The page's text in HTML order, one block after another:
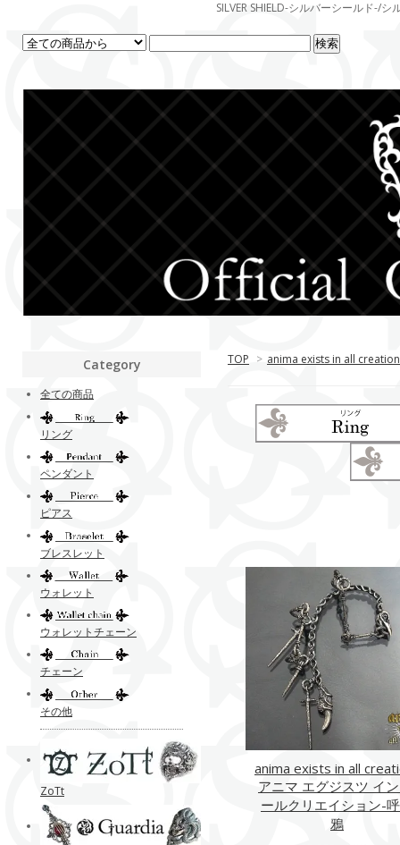
SILVER SHIELD-シルバーシールド-/
TOP > anima exists in all creation
anima exists in all
アニマ エグジスツ イ
ールクリエイション-
鴉
Category
全ての商品
リング
ペンダント
ピアス
ブレスレット
ウォレット
ウォレットチェーン
チェーン
その他
ZoTt